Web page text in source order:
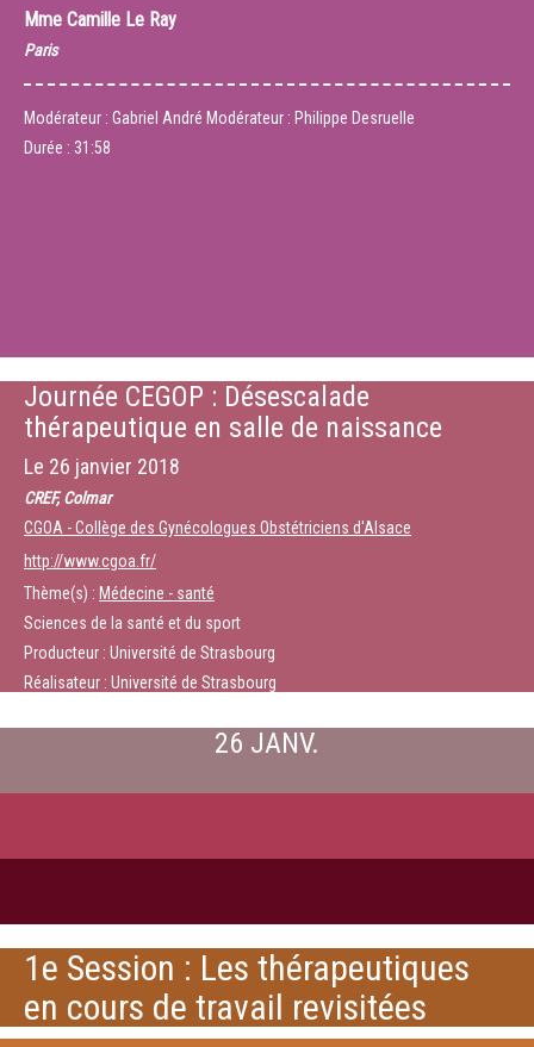
Mme Camille Le Ray
Paris
Modérateur : Gabriel André Modérateur : Philippe Desruelle
Durée : 31:58
Journée CEGOP : Désescalade
thérapeutique en salle de naissance
Le 26 janvier 2018
CREF, Colmar
CGOA - Collège des Gynécologues Obstétriciens d'Alsace
http://www.cgoa.fr/
Thème(s) : Médecine - santé
Sciences de la santé et du sport
Producteur : Université de Strasbourg
Réalisateur : Université de Strasbourg
26 JANV.
1e Session : Les thérapeutiques
en cours de travail revisitées